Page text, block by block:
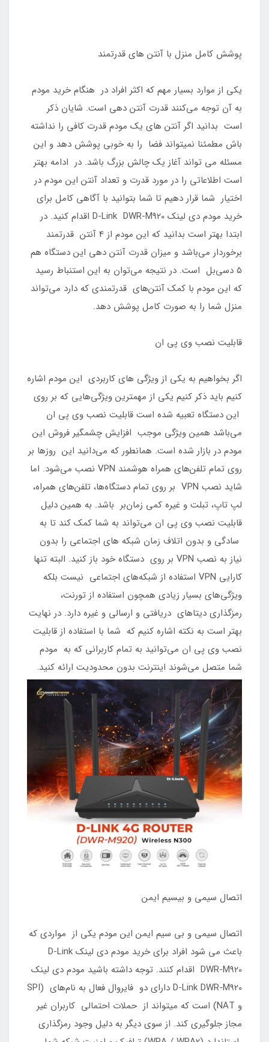
پوشش کامل منزل با آنتن های قدرتمند
یکی از موارد بسیار مهم که اکثر افراد در هنگام خرید مودم
به آن توجه می‌کنند قدرت آنتن دهی است. شایان ذکر
است بدانید اگر آنتن های یک مودم قدرت کافی را نداشته
باش مطمئنا نمیتواند فضا را به خوبی پوشش دهد و این
مسئله می تواند آغاز یک چالش بزرگ باشد. در ادامه بهتر
است اطلاعاتی را در مورد قدرت و تعداد آنتن این مودم در
اختیار شما قرار دهیم تا شما بتوانید با آگاهی کامل برای
خرید مودم دي لينك D-Link DWR-M920 اقدام کنید. در
ابتدا بهتر است بدانید که این مودم از 4 آنتن قدرتمند
برخوردار می‌باشد و میزان قدرت آنتن دهی این دستگاه هم
5 دسی‌بل است. در نتیجه می‌توان به این استنباط رسید
که این مودم با کمک آنتن‌های قدرتمندی که دارد می‌تواند
منزل شما را به صورت کامل پوشش دهد.
قابلیت نصب وی پی ان
اگر بخواهیم به یکی از ویژگی های کاربردی این مودم اشاره
کنیم باید ذکر کنیم یکی از مهمترین ویژگی‌هایی که بر روی
این دستگاه تعبیه شده است قابلیت نصب وی پی ان
می‌باشد همین ویژگی موجب افزایش چشمگیر فروش این
مودم در بازار شده است. همانطور که می‌دانید این روزها بر
روی تمام تلفن‌های همراه هوشمند VPN نصب می‌شود. اما
شاید نصب VPN بر روی تمام دستگاه‌ها، تلفن‌های همراه،
لپ تاپ، تبلت و غیره کمی زمان‌بر باشد. به همین دلیل
قابلیت نصب وی پی ان می‌تواند به شما کمک کند تا به
سادگی و بدون اتلاف زمان شبکه های اجتماعی را بدون
نیاز به نصب VPN بر روی دستگاه خود باز کنید. البته تنها
کارایی VPN استفاده از شبکه‌‎های اجتماعی نیست بلکه
ویژگی‌های بسیار زیادی همچون استفاده از تورنت،
رمزگذاری دیتاهای دریافتی و ارسالی و غیره دارد. در نهایت
بهتر است به نکته اشاره کنیم که شما با استفاده از قابلیت
نصب وی پی ان می‌توانید به تمام کاربرانی که به مودم
شما متصل می‌شوند اینترنت بدون محدودیت ارائه کنید.
اتصال سیمی و بیسیم ایمن
اتصال سیمی و بی سیم ایمن این مودم یکی از مواردی که
باعث می شود افراد برای خرید مودم دي لينك D-Link
DWR-M920 اقدام کنند. توجه داشته باشید مودم دي لينك
D-Link DWR-M920 دارای دو فایروال فعال به نام‌های (SPI
و NAT) است که میتواند از حملات احتمالی کاربران غیر
مجاز جلوگیری کند. از سوی دیگر به دلیل وجود رمزگذاری